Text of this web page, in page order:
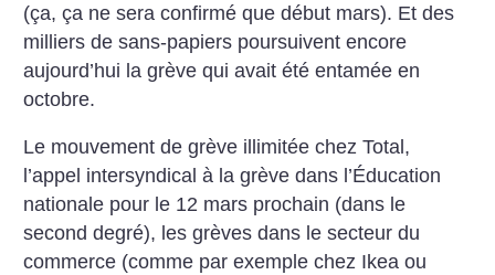
(ça, ça ne sera confirmé que début mars). Et des
milliers de sans-papiers poursuivent encore
aujourd’hui la grève qui avait été entamée en
octobre.
Le mouvement de grève illimitée chez Total,
l’appel intersyndical à la grève dans l’Éducation
nationale pour le 12 mars prochain (dans le
second degré), les grèves dans le secteur du
commerce (comme par exemple chez Ikea ou